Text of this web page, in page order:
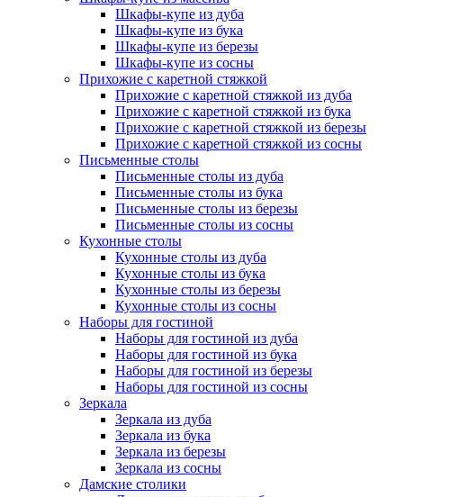
Шкафы-купе из дуба
Шкафы-купе из бука
Шкафы-купе из березы
Шкафы-купе из сосны
Прихожие с каретной стяжкой
Прихожие с каретной стяжкой из дуба
Прихожие с каретной стяжкой из бука
Прихожие с каретной стяжкой из березы
Прихожие с каретной стяжкой из сосны
Письменные столы
Письменные столы из дуба
Письменные столы из бука
Письменные столы из березы
Письменные столы из сосны
Кухонные столы
Кухонные столы из дуба
Кухонные столы из бука
Кухонные столы из березы
Кухонные столы из сосны
Наборы для гостиной
Наборы для гостиной из дуба
Наборы для гостиной из бука
Наборы для гостиной из березы
Наборы для гостиной из сосны
Зеркала
Зеркала из дуба
Зеркала из бука
Зеркала из березы
Зеркала из сосны
Дамские столики